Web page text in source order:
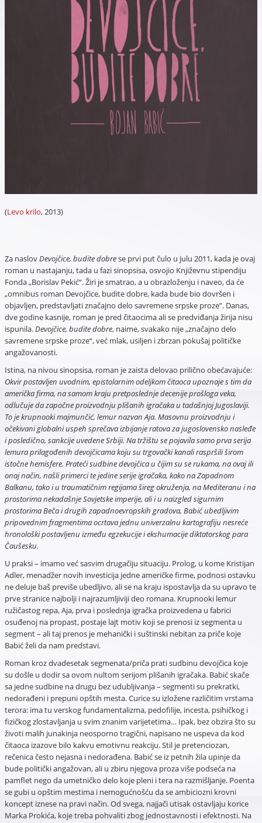
(Levo krilo, 2013)
Za naslovDevojčice, budite dobrese prvi put čulo u julu 2011, kada je ovaj
roman u nastajanju, tada u fazi sinopsisa, osvojio Književnu stipendiju
Fonda „Borislav Pekić“. Žiri je smatrao, a u obrazloženju i naveo, da će
„omnibus roman Devojčice, budite dobre, kada bude bio dovršen i
objavljen, predstavljati značajno delo savremene srpske proze”. Danas,
dve godine kasnije, roman je pred čitaocima ali se predviđanja žirija nisu
ispunila.Devojčice, budite dobre, naime, svakako nije „značajno delo
savremene srpske proze“, već mlak, usiljen i zbrzan pokušaj političke
angažovanosti.
Istina, na nivou sinopsisa, roman je zaista delovao prilično obećavajuće:
Okvir postavljen uvodnim, epistolarnim odeljkom čitaoca upoznaje s tim da
američka firma, na samom kraju pretposlednje decenije prošloga veka,
odlučuje da započne proizvodnju plišanih igračaka u tadašnjoj Jugoslaviji.
To je krupnooki majmunčić, lemur nazvan Aja. Masovnu proizvodnju i
očekivani globalni uspeh sprečava izbijanje ratova za jugoslovensko nasleđe
i posledično, sankcije uvedene Srbiji. Na tržištu se pojavila samo prva serija
lemura prilagođenih devojčicama koju su trgovački kanali raspršili širom
istočne hemisfere. Prateći sudbine devojčica u čijim su se rukama, na ovaj ili
onaj način, našli primerci te jedine serije igračaka, kako na Zapadnom
Balkanu, tako i u traumatičnim regijama šireg okruženja, na Mediteranu i na
prostorima nekadašnje Sovjetske imperije, ali i u naizgled sigurnim
prostorima Beča i drugih zapadnoevropskih gradova, Babić ubedljivim
pripovednim fragmentima ocrtava jednu univerzalnu kartografiju nesreće
hronološki postavljenu između egzekucije i ekshumacije diktatorskog para
Čaušesku.
U praksi – imamo već sasvim drugačiju situaciju. Prolog, u kome Kristijan
Adler, menadžer novih investicija jedne američke firme, podnosi ostavku
ne deluje baš previše ubedljivo, ali se na kraju ispostavlja da su upravo te
prve stranice najbolji i najrazumljiviji deo romana. Krupnooki lemur
ružičastog repa, Aja, prva i poslednja igračka proizvedena u fabrici
osuđenoj na propast, postaje lajt motiv koji se prenosi iz segmenta u
segment – ali taj prenos je mehanički i suštinski nebitan za priče koje
Babić želi da nam predstavi.
Roman kroz dvadesetak segmenata/priča prati sudbinu devojčica koje
su došle u dodir sa ovom nultom serijom plišanih igračaka. Babić skače
sa jedne sudbine na drugu bez udubljivanja – segmenti su prekratki,
nedorađeni i prepuni opštih mesta. Curice su izložene različitim vrstama
terora: ima tu verskog fundamentalizma, pedofilije, incesta, psihičkog i
fizičkog zlostavljanja u svim znanim varijetetima… Ipak, bez obzira što su
životi malih junakinja neosporno tragični, napisano ne uspeva da kod
čitaoca izazove bilo kakvu emotivnu reakciju. Stil je pretenciozan,
rečenica često nejasna i nedorađena. Babić se iz petnih žila upinje da
bude politički angažovan, ali u zbiru njegova proza više podseća na
pamflet nego da umetničko delo koje pleni i tera na razmišljanje. Poenta
se gubi u opštim mestima i nemogućnošću da se ambiciozni krovni
koncept iznese na pravi način. Od svega, najjači utisak ostavljaju korice
Marka Prokića, koje treba pohvaliti zbog jednostavnosti i efektnosti. Na